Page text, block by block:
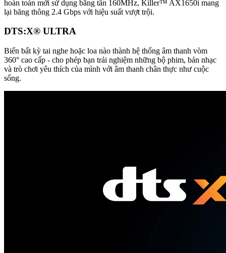
hoàn toàn mới sử dụng băng tần 160MHz, Killer™ AX1650i mang
lại băng thông 2.4 Gbps với hiệu suất vượt trội.
DTS:X® ULTRA
Biến bất kỳ tai nghe hoặc loa nào thành hệ thống âm thanh vòm
360° cao cấp - cho phép bạn trải nghiệm những bộ phim, bản nhạc
và trò chơi yêu thích của mình với âm thanh chân thực như cuộc
sống.